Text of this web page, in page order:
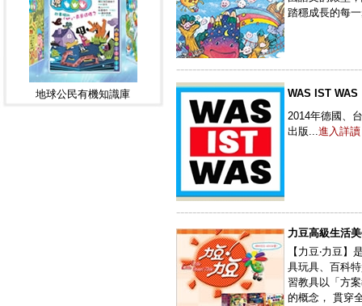
地球公民有機知識庫
踏穩成長的每
----------------------------------------------
WAS IST WAS
2014年德國、
出版...進入詳讀
----------------------------------------------
力豆高級生活
【力豆‧力豆】
具玩具、百科
習教具以「方
的概念， 貫穿